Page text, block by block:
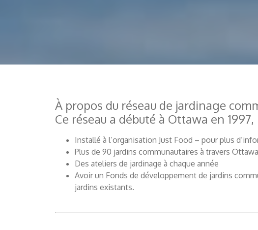
À propos du réseau de jardinage
Ce réseau a débuté à Ottawa en
Installé à l’organisation Just Food – pour plus
Plus de 90 jardins communautaires à travers
Des ateliers de jardinage à chaque année
Avoir un Fonds de développement de jardins
jardins existants.